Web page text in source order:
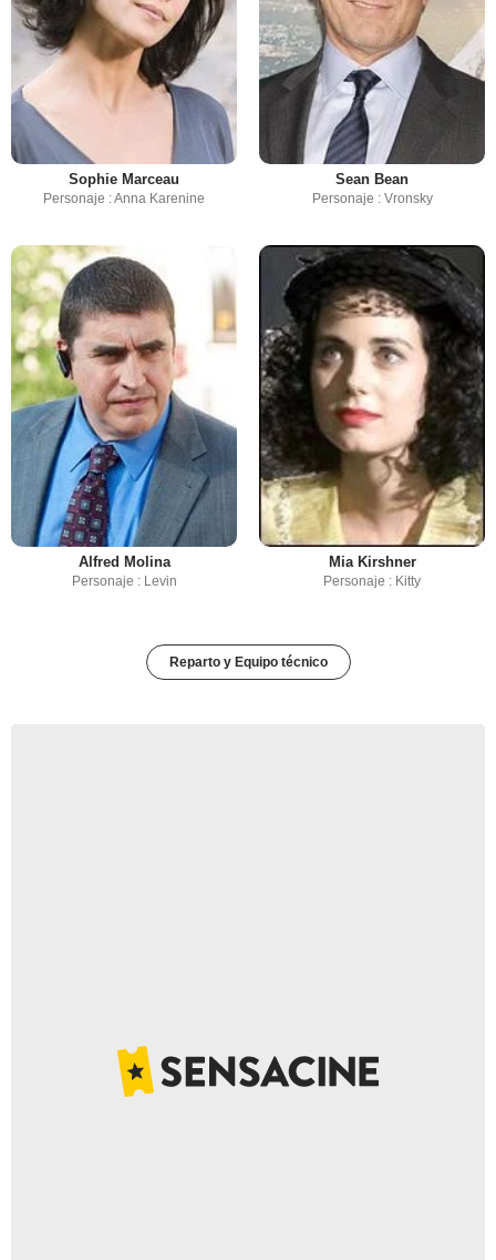
Sophie Marceau
Personaje : Anna Karenine
Sean Bean
Personaje : Vronsky
Alfred Molina
Personaje : Levin
Mia Kirshner
Personaje : Kitty
Reparto y Equipo técnico